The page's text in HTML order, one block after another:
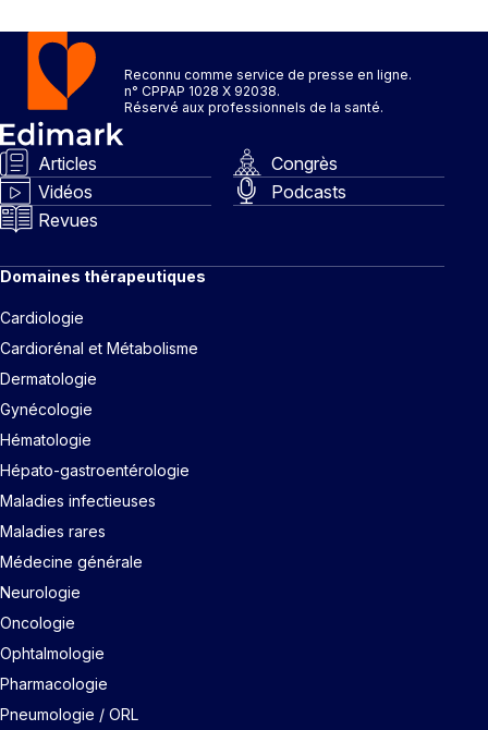
Reconnu comme service de presse en ligne.
n° CPPAP 1028 X 92038.
Réservé aux professionnels de la santé.
Articles
Congrès
Vidéos
Podcasts
Revues
Domaines thérapeutiques
Cardiologie
Cardiorénal et Métabolisme
Dermatologie
Gynécologie
Hématologie
Hépato-gastroentérologie
Maladies infectieuses
Maladies rares
Médecine générale
Neurologie
Oncologie
Ophtalmologie
Pharmacologie
Pneumologie / ORL